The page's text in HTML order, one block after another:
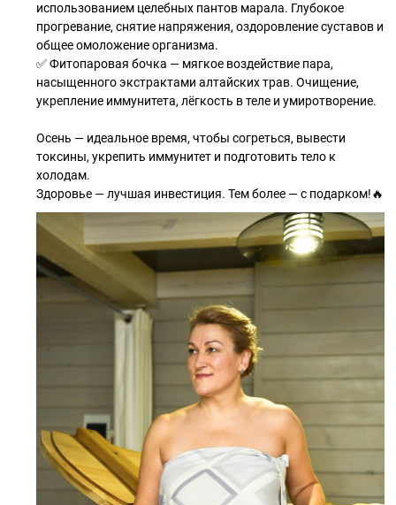
использованием целебных пантов марала. Глубокое
прогревание, снятие напряжения, оздоровление суставов и
общее омоложение организма.
✅ Фитопаровая бочка — мягкое воздействие пара,
насыщенного экстрактами алтайских трав. Очищение,
укрепление иммунитета, лёгкость в теле и умиротворение.
Осень — идеальное время, чтобы согреться, вывести
токсины, укрепить иммунитет и подготовить тело к
холодам.
Здоровье — лучшая инвестиция. Тем более — с подарком!🔥